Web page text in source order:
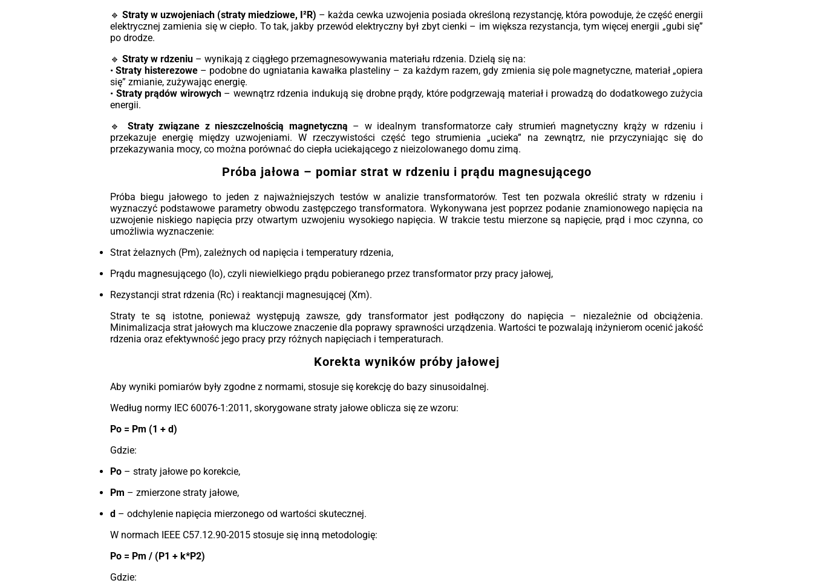
🔹 Straty w uzwojeniach (straty miedziowe, I²R) – każda cewka uzwojenia posiada określoną rezystancję, która powoduje, że część energii
elektrycznej zamienia się w ciepło. To tak, jakby przewód elektryczny był zbyt cienki – im większa rezystancja, tym więcej energii „gubi się”
po drodze.
🔹 Straty w rdzeniu – wynikają z ciągłego przemagnesowywania materiału rdzenia. Dzielą się na:
•Straty histerezowe– podobne do ugniatania kawałka plasteliny – za każdym razem, gdy zmienia się pole magnetyczne, materiał „opiera
się” zmianie, zużywając energię.
• Straty prądów wirowych– wewnątrz rdzenia indukują się drobne prądy, które podgrzewają materiał i prowadzą do dodatkowego zużycia
energii.
🔹 Straty związane z nieszczelnością magnetyczną – w idealnym transformatorze cały strumień magnetyczny krąży w rdzeniu i
przekazuje energię między uzwojeniami. W rzeczywistości część tego strumienia „ucieka” na zewnątrz, nie przyczyniając się do
przekazywania mocy, co można porównać do ciepła uciekającego z nieizolowanego domu zimą.
Próba jałowa – pomiar strat w rdzeniu i prądu magnesującego
Próba biegu jałowego to jeden z najważniejszych testów w analizie transformatorów. Test ten pozwala określić straty w rdzeniu i
wyznaczyć podstawowe parametry obwodu zastępczego transformatora. Wykonywana jest poprzez podanie znamionowego napięcia na
uzwojenie niskiego napięcia przy otwartym uzwojeniu wysokiego napięcia. W trakcie testu mierzone są napięcie, prąd i moc czynna, co
umożliwia wyznaczenie:
Strat żelaznych (Pm), zależnych od napięcia i temperatury rdzenia,
Prądu magnesującego (Io), czyli niewielkiego prądu pobieranego przez transformator przy pracy jałowej,
Rezystancji strat rdzenia (Rc) i reaktancji magnesującej (Xm).
Straty te są istotne, ponieważ występują zawsze, gdy transformator jest podłączony do napięcia – niezależnie od obciążenia.
Minimalizacja strat jałowych ma kluczowe znaczenie dla poprawy sprawności urządzenia. Wartości te pozwalają inżynierom ocenić jakość
rdzenia oraz efektywność jego pracy przy różnych napięciach i temperaturach.
Korekta wyników próby jałowej
Aby wyniki pomiarów były zgodne z normami, stosuje się korekcję do bazy sinusoidalnej.
Według normy IEC 60076-1:2011, skorygowane straty jałowe oblicza się ze wzoru:
Po = Pm (1 + d)
Gdzie:
Po – straty jałowe po korekcie,
Pm – zmierzone straty jałowe,
d – odchylenie napięcia mierzonego od wartości skutecznej.
W normach IEEE C57.12.90-2015 stosuje się inną metodologię:
Po = Pm / (P1 + k*P2)
Gdzie: